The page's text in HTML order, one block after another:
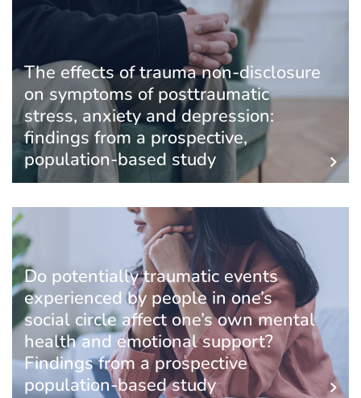
The effects of trauma non-disclosure
on symptoms of posttraumatic
stress, anxiety and depression:
findings from a prospective,
population-based study
Do potentially traumatic events
experienced by people in one’s
social circle affect one’s own mental
health and emotional support?
Findings from a prospective
population-based study